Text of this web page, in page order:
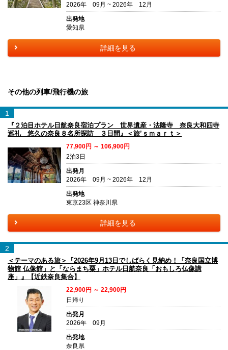
2026年 09月 ~ 2026年 12月
出発地
愛知県
詳細を見る
その他の列車/飛行機の旅
1
『２泊目ホテル日航奈良宿泊プラン 世界遺産・法隆寺 奈良大和四寺
巡礼 悠久の奈良８名所探訪 ３日間』＜旅’ｓｍａｒｔ＞
77,900円 ～ 106,900円
2泊3日
出発月
2026年 09月 ~ 2026年 12月
出発地
東京23区 神奈川県
詳細を見る
2
＜テーマのある旅＞『2026年9月13日でしばらく見納め！「奈良国立博
物館 仏像館」と「ならまち粟」ホテル日航奈良「おもしろ仏像講
座」』【近鉄奈良集合】
22,900円 ～ 22,900円
日帰り
出発月
2026年 09月
出発地
奈良県